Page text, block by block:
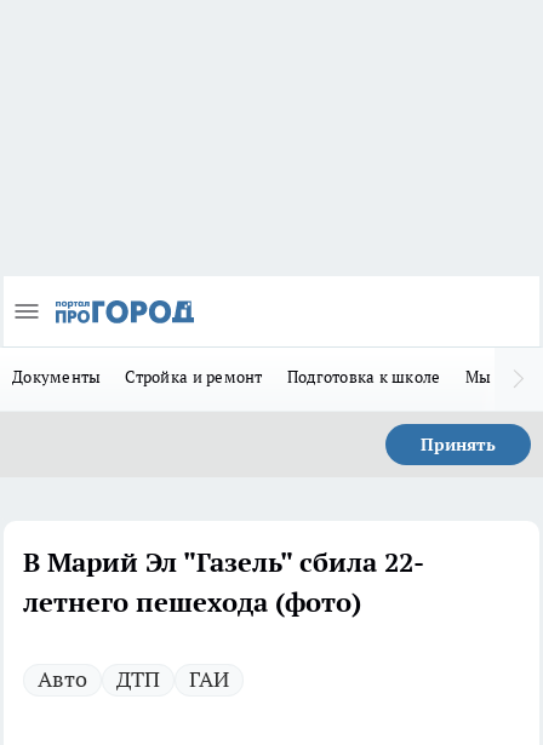
Документы Стройка и ремонт Подготовка к школе Мы в MAX
Принять
В Марий Эл "Газель" сбила 22-
летнего пешехода (фото)
Авто ДТП ГАИ